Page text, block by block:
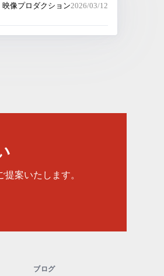
映像プロダクション2026/03/12
案いたします。
ブログ